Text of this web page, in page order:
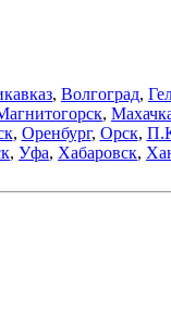
, Волгоград,
,
, Оренбург, Орск,
, Уфа, Хабаровск,